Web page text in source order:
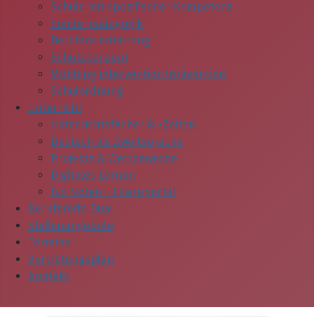
Schule mit spezifischer Kompetenz
Sonderpädagogik
Berufsorientierung
Schutzkonzept
Mobbing intervention/prävention
Schulordnung
Unterricht
Unterrichtsfächer & -Zeiten
Deutsch als Zweitsprache
Projekte & Wettbewerbe
Digitales Lernen
fux Noten - Elternportal
Berufsreife Dual
Stellenangebote
Termine
Vertretungsplan
Kontakt